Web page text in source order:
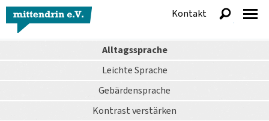
Alltagssprache
Leichte Sprache
Gebärdensprache
Kontrastverstärken
Kontakt
anzeigen